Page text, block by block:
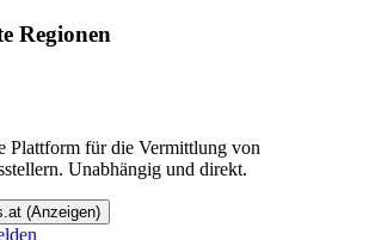
Regionen
Plattform für die Vermittlung von
Unabhängig und direkt.
(Anzeigen)